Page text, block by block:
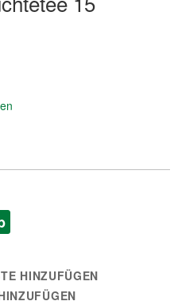
HINZUFÜGEN